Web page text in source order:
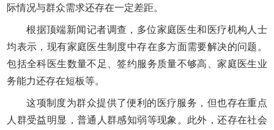
际情况与群众需求还存在一定差距。
根据顶端新闻记者调查，多位家庭医生和医疗机构人士
均表示，现有家庭医生制度中存在多方面需要解决的问题。
包括全科医生数量不足、签约服务质量不够高、家庭医生业
务能力还存在短板等。
这项制度为群众提供了便利的医疗服务，但也存在重点
人群受益明显，普通人群感知弱等现象。此外，还存在社会